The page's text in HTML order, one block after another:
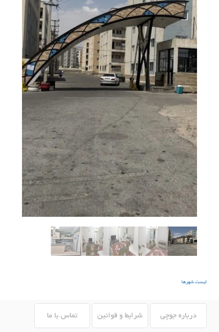
لیست شهرها
درباره جوچی شرایط و قوانین تماس با ما